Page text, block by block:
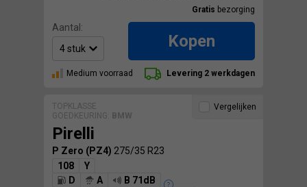
Gratis bezorging
Aantal:
Kopen
Medium voorraad Levering 2 werkdagen
TOPKLASSE
GOEDKEURING:
BMW
Pirelli
P Zero (PZ4) 275/35 R23
108
Y
D
A
B 71dB
Vergelijken